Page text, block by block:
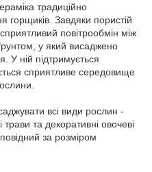
традиційно
горщиків. Завдяки пористій
повітрообмін між
у який висаджено
У ній підтримується
сприятливе середовище
всі види рослин -
трави та декоративні овочеві
за розміром